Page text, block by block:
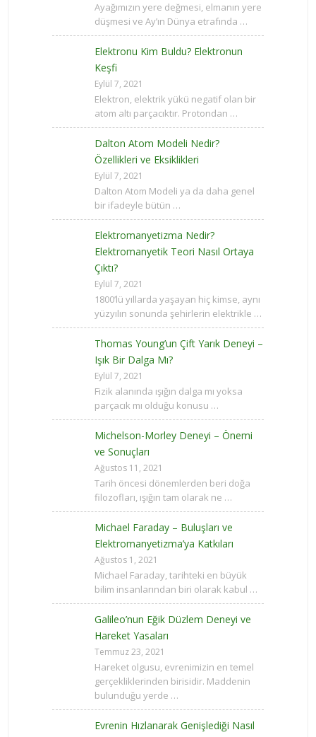
Ayağımızın yere değmesi, elmanın yere
düşmesi ve Ay’ın Dünya etrafında …
Elektronu Kim Buldu? Elektronun
Keşfi
Eylül 7, 2021
Elektron, elektrik yükü negatif olan bir
atom altı parçacıktır. Protondan …
Dalton Atom Modeli Nedir?
Özellikleri ve Eksiklikleri
Eylül 7, 2021
Dalton Atom Modeli ya da daha genel
bir ifadeyle bütün …
Elektromanyetizma Nedir?
Elektromanyetik Teori Nasıl Ortaya
Çıktı?
Eylül 7, 2021
1800’lü yıllarda yaşayan hiç kimse, aynı
yüzyılın sonunda şehirlerin elektrikle …
Thomas Young’un Çift Yarık Deneyi –
Işık Bir Dalga Mı?
Eylül 7, 2021
Fizik alanında ışığın dalga mı yoksa
parçacık mı olduğu konusu …
Michelson-Morley Deneyi – Önemi
ve Sonuçları
Ağustos 11, 2021
Tarih öncesi dönemlerden beri doğa
filozofları, ışığın tam olarak ne …
Michael Faraday – Buluşları ve
Elektromanyetizma’ya Katkıları
Ağustos 1, 2021
Michael Faraday, tarihteki en büyük
bilim insanlarından biri olarak kabul …
Galileo’nun Eğik Düzlem Deneyi ve
Hareket Yasaları
Temmuz 23, 2021
Hareket olgusu, evrenimizin en temel
gerçekliklerinden birisidir. Maddenin
bulunduğu yerde …
Evrenin Hızlanarak Genişlediği Nasıl